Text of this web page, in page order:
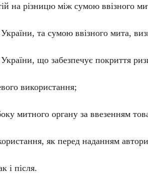
на різницю між сумою ввізного
та сумою ввізного мита,
що забезпечує покриття
використання;
митного органу за ввезенням
як перед наданням
і після.